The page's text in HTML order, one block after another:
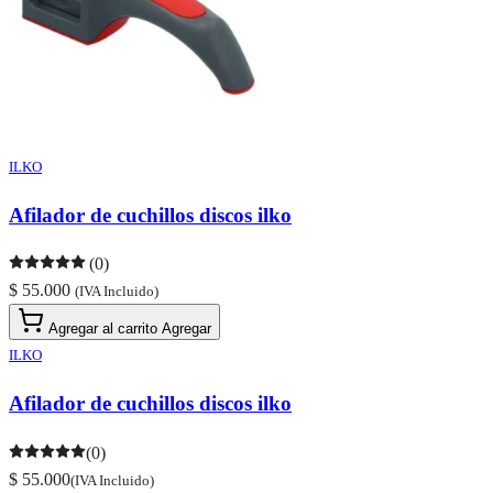
ILKO
Afilador de cuchillos discos ilko
(0)
$ 55.000 (IVA Incluido)
Agregar al carrito Agregar
ILKO
Afilador de cuchillos discos ilko
(0)
$ 55.000(IVA Incluido)